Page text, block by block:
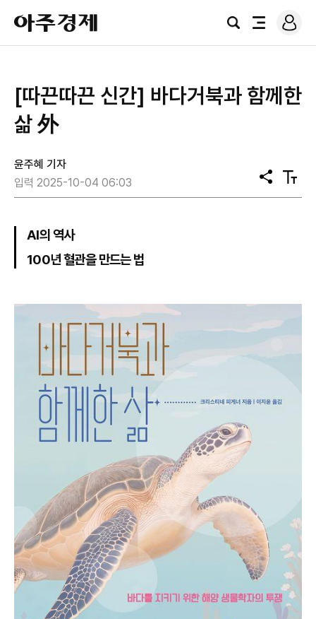
아
주
경
검
전
로
그
​​​​​​​[따끈따끈 신간] 바다거북과 함께한
삶 外
윤주혜 기자
입력 2025-10-04 06:03
공
유
텍
스
AI의 역사
100년 혈관을 만드는 법